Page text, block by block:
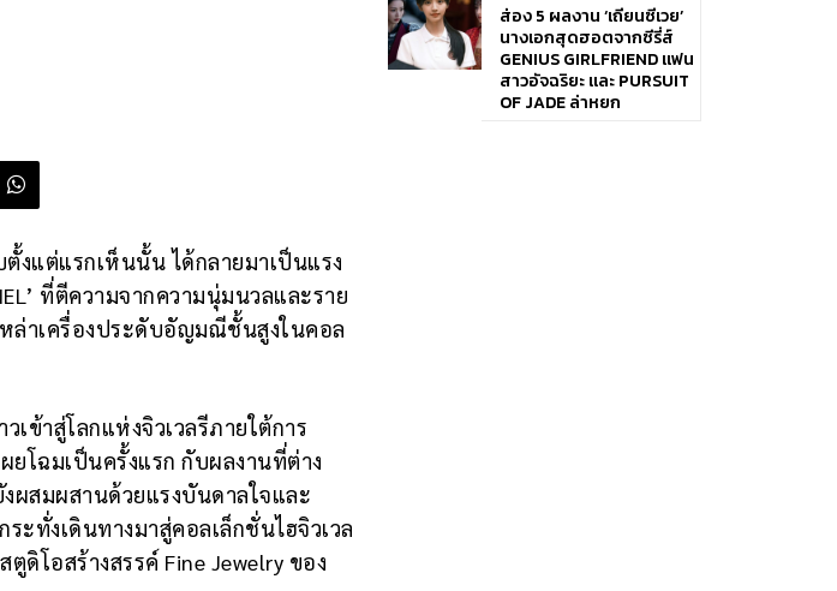
งแต่แรกเห็นนั้น ได้กลายมาเป็นแรง
ที่ตีความจากความนุ่มนวลและราย
ล่าเครื่องประดับอัญมณีชั้นสูงในคอล
ข้าสู่โลกแห่งจิวเวลรีภายใต้การ
โฉมเป็นครั้งแรก กับผลงานที่ต่าง
ผสมผสานด้วยแรงบันดาลใจและ
ทั่งเดินทางมาสู่คอลเล็กชั่นไฮจิวเวล
ดิโอสร้างสรรค์ Fine Jewelry ของ
ส่อง 5 ผลงาน ‘เถียนซีเวย’
นางเอกสุดฮอตจากซีรี่ส์
GENIUS GIRLFRIEND แฟน
สาวอัจฉริยะ และ PURSUIT
OF JADE ล่าหยก